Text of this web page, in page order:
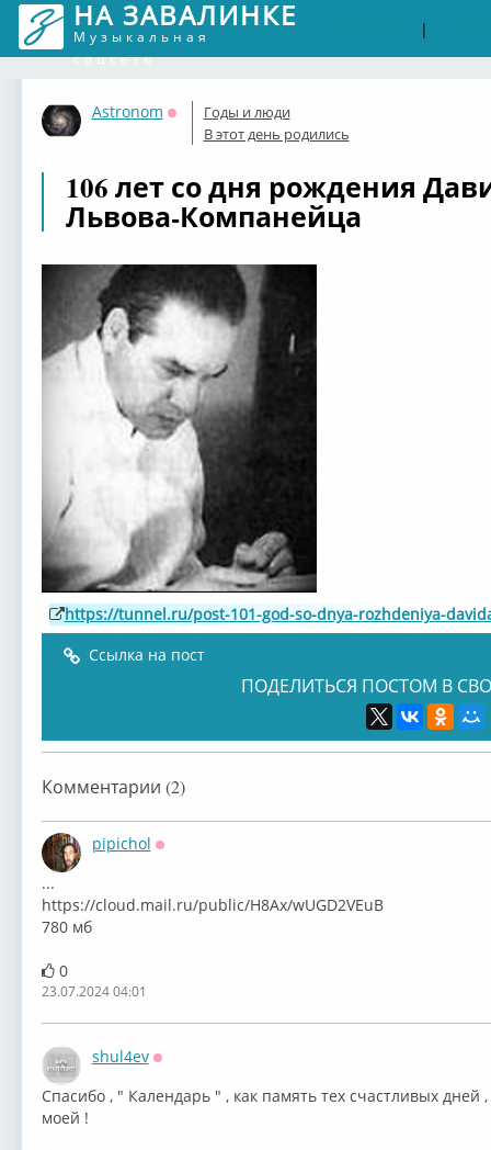
НА ЗАВАЛИНКЕ
Музыкальная
соцсеть
|
Astronom
Оффлайн
Годы и люди
В этот день родились
106 лет со дня рождения
Львова-Компанейца
https://tunnel.ru/post-101-god-so-dnya-rozhdeniya-
Ссылка на пост
ПОДЕЛИТЬСЯ ПОСТОМ В
Комментарии (2)
pipichol
...
⁣https://cloud.mail.ru/public/H8Ax/wUGD2VEuB
780 мб
0
23.07.2024 04:01
shul4ev
Спасибо , " Календарь " , как память тех счастливых дней
моей !